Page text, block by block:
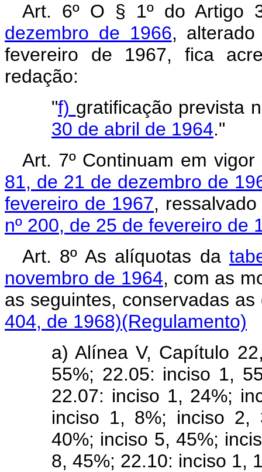
Art. 6º O § 1º do Artigo
dezembro de 1966,
fevereiro de 1967, fica
redação:
"f) gratificação prevista
30 de abril de 1964."
Art. 7º Continuam em
81, de 21 de dezembro de
fevereiro de 1967,
nº 200, de 25 de fevereiro de
Art. 8º As alíquotas da
novembro de 1964, com as
as seguintes,
404, de 1968)(Regulamento)
a) Alínea V, Capítulo
55%; 22.05: inciso 1,
22.07: inciso 1, 24%;
inciso 1, 8%; inciso 2,
40%; inciso 5, 45%;
8, 45%; 22.10: inciso 1,